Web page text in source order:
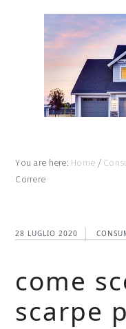
You are here: Home /
Correre
28 LUGLIO 2020
come
scarpe